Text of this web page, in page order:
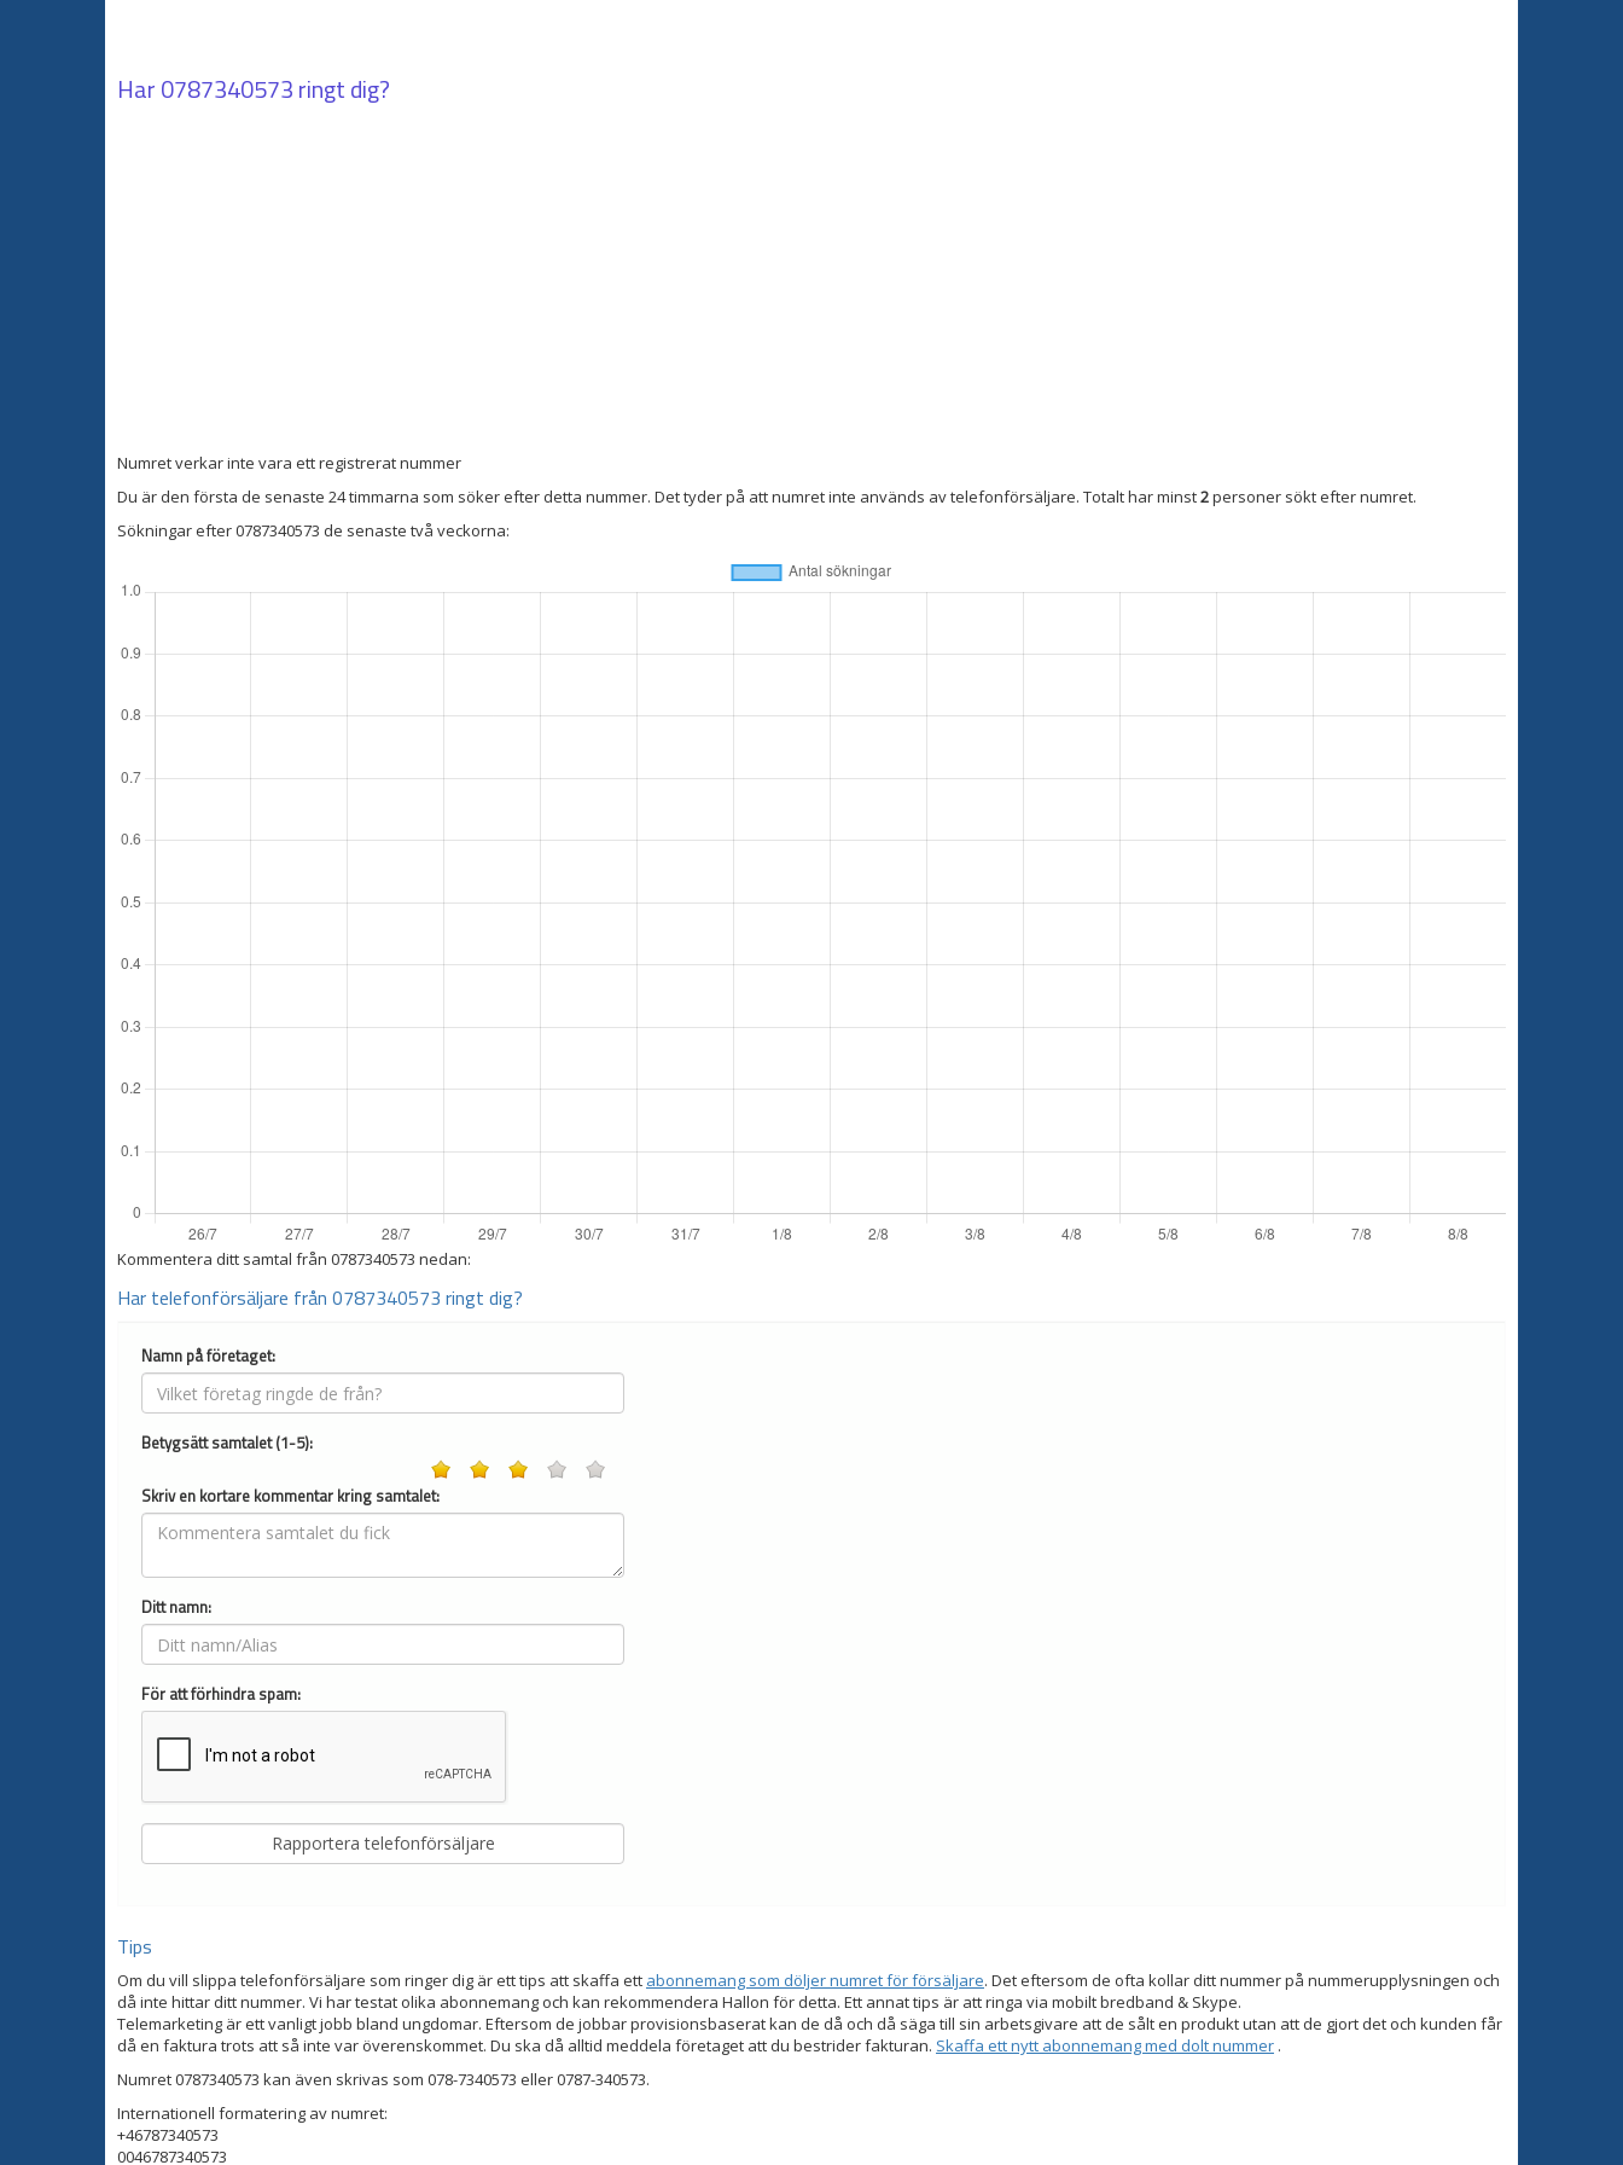
Har0787340573ringt dig?
Numret verkar inte vara ett registrerat nummer
Du är den första de senaste 24 timmarna som söker efter detta nummer. Det tyder på att numret inte används av telefonförsäljare. Totalt har minst2personer sökt efter numret.
Sökningar efter 0787340573 de senaste två veckorna:
Kommentera ditt samtal från 0787340573 nedan:
Har telefonförsäljare från 0787340573 ringt dig?
Namn på företaget:
Betygsätt samtalet (1-5):
Skriv en kortare kommentar kring samtalet:
Ditt namn:
För att förhindra spam:
Tips
Om du vill slippa telefonförsäljare som ringer dig är ett tips att skaffa ett abonnemang som döljer numret för försäljare. Det eftersom de ofta kollar ditt nummer på nummerupplysningen och
då inte hittar ditt nummer. Vi har testat olika abonnemang och kan rekommendera Hallon för detta. Ett annat tips är att ringa via mobilt bredband & Skype.
Telemarketing är ett vanligt jobb bland ungdomar. Eftersom de jobbar provisionsbaserat kan de då och då säga till sin arbetsgivare att de sålt en produkt utan att de gjort det och kunden får
då en faktura trots att så inte var överenskommet. Du ska då alltid meddela företaget att du bestrider fakturan. Skaffa ett nytt abonnemang med dolt nummer .
Numret 0787340573 kan även skrivas som 078-7340573 eller 0787-340573.
Internationell formatering av numret:
+46787340573
0046787340573